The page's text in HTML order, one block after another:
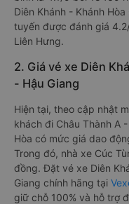
Diên Khánh - Khánh
tuyến được đánh giá
Liên Hưng.
2. Giá vé xe Diên
- Hậu Giang
Hiện tại, theo cập nhật
khách đi Châu Thành A
Hòa có mức giá dao
Trong đó, nhà xe Cúc
đồng. Đặt vé xe Diên
Giang chính hãng tại
giữ chỗ 100% và hỗ trợ